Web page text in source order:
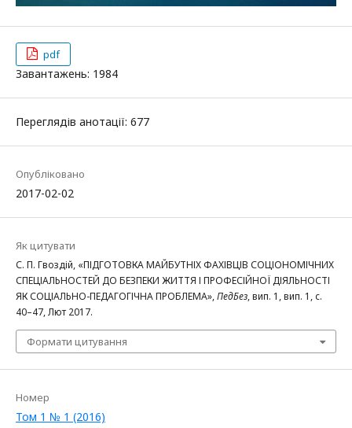
pdf
Завантажень: 1984
Переглядів анотації: 677
Опубліковано
2017-02-02
Як цитувати
С. П. Гвоздій, «ПІДГОТОВКА МАЙБУТНІХ ФАХІВЦІВ СОЦІОНОМІЧНИХ
СПЕЦІАЛЬНОСТЕЙ ДО БЕЗПЕКИ ЖИТТЯ І ПРОФЕСІЙНОЇ ДІЯЛЬНОСТІ
ЯК СОЦІАЛЬНО-ПЕДАГОГІЧНА ПРОБЛЕМА»,ПедБез, вип. 1, вип. 1, с.
40–47, Лют 2017.
Формати цитування
Номер
Том 1 № 1 (2016)